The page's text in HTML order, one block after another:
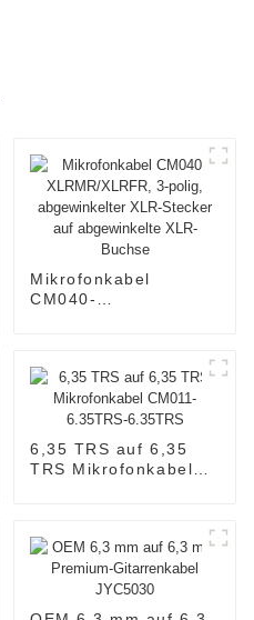
Mikrofonkabel
CM040-
abgewinkelte XLR-
Buchse
6,35 TRS auf 6,35
TRS Mikrofonkabel